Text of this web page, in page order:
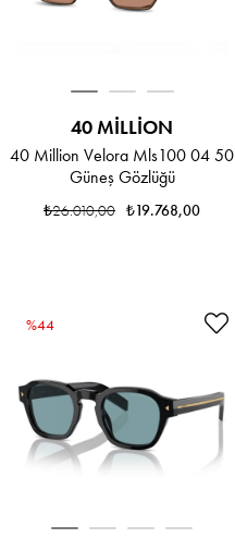
40 MILLION
40 Million Velora Mls100 04 50
Güneş Gözlüğü
₺19.768,00
₺26.010,00
%44